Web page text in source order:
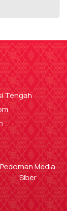
Tengah
Pedoman Media
Siber